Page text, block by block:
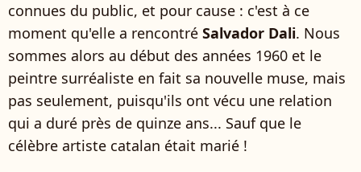
connues du public, et pour cause : c'est à ce
moment qu'elle a rencontré Salvador Dali. Nous
sommes alors au début des années 1960 et le
peintre surréaliste en fait sa nouvelle muse, mais
pas seulement, puisqu'ils ont vécu une relation
qui a duré près de quinze ans... Sauf que le
célèbre artiste catalan était marié !